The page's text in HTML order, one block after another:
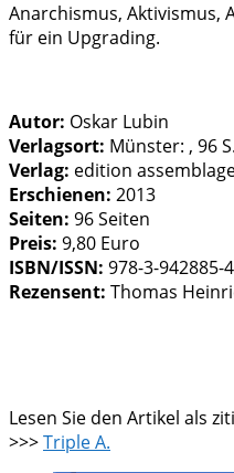
Anarchismus, Aktivismus,
für ein Upgrading.
Autor: Oskar Lubin
Verlagsort: Münster: , 96
Verlag: edition
Erschienen: 2013
Seiten: 96 Seiten
Preis: 9,80 Euro
ISBN/ISSN: 978-3-942885-
Rezensent: Thomas
Lesen Sie den Artikel als
>>>Triple A.